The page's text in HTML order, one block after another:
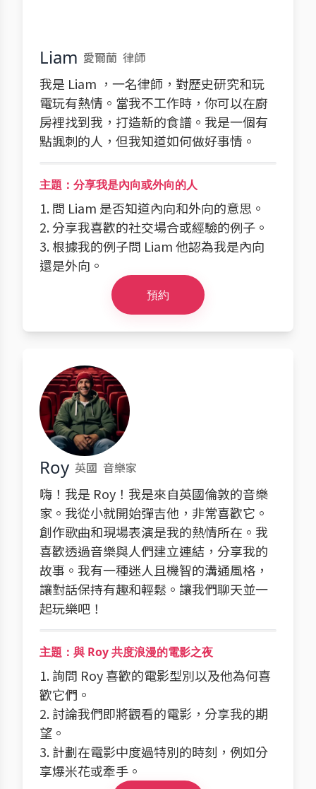
Liam 愛爾蘭 律師
我是 Liam ，一名律師，對歷史研究和玩
電玩有熱情。當我不工作時，你可以在廚
房裡找到我，打造新的食譜。我是一個有
點諷刺的人，但我知道如何做好事情。
主題：分享我是內向或外向的人
1. 問 Liam 是否知道內向和外向的意思。
2. 分享我喜歡的社交場合或經驗的例子。
3. 根據我的例子問 Liam 他認為我是內向
還是外向。
預約
Roy 英國 音樂家
嗨！我是 Roy！我是來自英國倫敦的音樂
家。我從小就開始彈吉他，非常喜歡它。
創作歌曲和現場表演是我的熱情所在。我
喜歡透過音樂與人們建立連結，分享我的
故事。我有一種迷人且機智的溝通風格，
讓對話保持有趣和輕鬆。讓我們聊天並一
起玩樂吧！
主題：與 Roy 共度浪漫的電影之夜
1. 詢問 Roy 喜歡的電影型別以及他為何喜
歡它們。
2. 討論我們即將觀看的電影，分享我的期
望。
3. 計劃在電影中度過特別的時刻，例如分
享爆米花或牽手。